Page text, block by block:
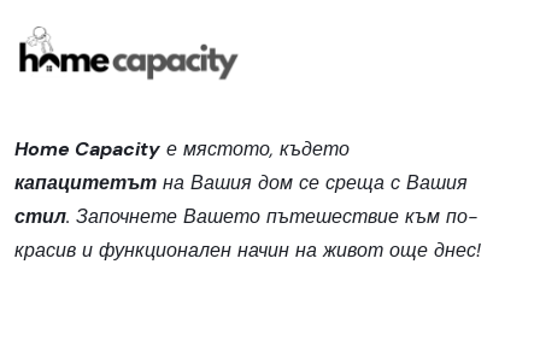
Home Capacity е мястото, където
капацитетът на Вашия дом се среща с Вашия
стил. Започнете Вашето пътешествие към по-
красив и функционален начин на живот още днес!